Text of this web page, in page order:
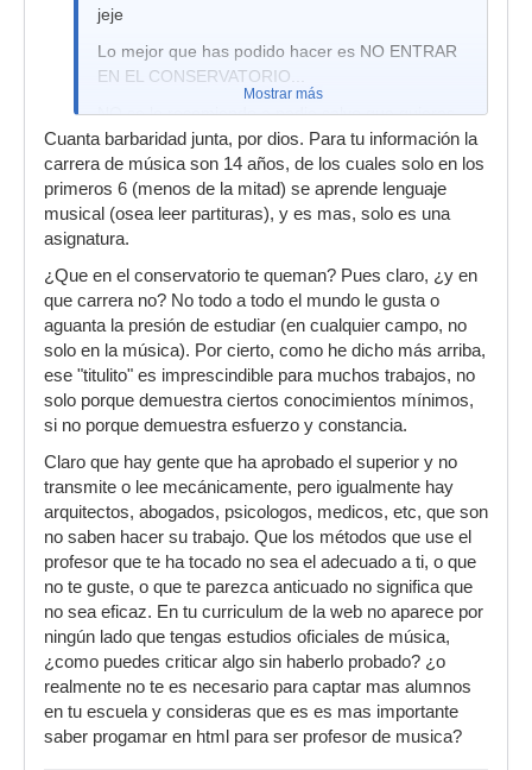
jeje
Lo mejor que has podido hacer es NO ENTRAR
EN EL CONSERVATORIO...
NO se lo recomiendo a nadie salvo que quieras
el titulito...
Por eso imparto clases particulares y con un
metodo que no tiene que ver
absolutamente para nada con el del solfeo y
hoy y hambre para mañana porque por él mucha
gente aprende a leer una
partitura PERO NO SABEN MÚSICA de verdad.
De esos he visto casos
realmente espeluznantes. Ademas en el
Mejor un profe particular que te incentive a
entrenar y ejercitar tu oido musical
antes que leer una partitura y te enseñe la
esencia del funcionamiento de
la música.
¡¡¡Saludos!!!!
RAUL ROJAS
Málaga
Mostrar más
Cuanta barbaridad junta, por dios. Para tu información la
carrera de música son 14 años, de los cuales solo en los
primeros 6 (menos de la mitad) se aprende lenguaje
musical (osea leer partituras), y es mas, solo es una
asignatura.
¿Que en el conservatorio te queman? Pues claro, ¿y en
que carrera no? No todo a todo el mundo le gusta o
aguanta la presión de estudiar (en cualquier campo, no
solo en la música). Por cierto, como he dicho más arriba,
ese "titulito" es imprescindible para muchos trabajos, no
solo porque demuestra ciertos conocimientos mínimos,
si no porque demuestra esfuerzo y constancia.
Claro que hay gente que ha aprobado el superior y no
transmite o lee mecánicamente, pero igualmente hay
arquitectos, abogados, psicologos, medicos, etc, que son
no saben hacer su trabajo. Que los métodos que use el
profesor que te ha tocado no sea el adecuado a ti, o que
no te guste, o que te parezca anticuado no significa que
no sea eficaz. En tu curriculum de la web no aparece por
ningún lado que tengas estudios oficiales de música,
¿como puedes criticar algo sin haberlo probado? ¿o
realmente no te es necesario para captar mas alumnos
en tu escuela y consideras que es es mas importante
saber progamar en html para ser profesor de musica?